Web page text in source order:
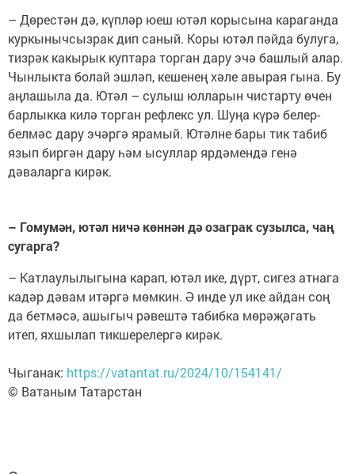
– Дөрестән дә, күпләр юеш ютәл корысына караганда
куркынычсызрак дип саный. Коры ютәл пәйда булуга,
тизрәк какырык куптара торган дару эчә башлый алар.
Чынлыкта болай эшләп, кешенең хәле авырая гына. Бу
аңлашыла да. Ютәл – сулыш юлларын чистарту өчен
барлыкка килә торган рефлекс ул. Шуңа күрә белер-
белмәс дару эчәргә ярамый. Ютәлне бары тик табиб
язып биргән дару һәм ысуллар ярдәмендә генә
дәваларга кирәк.
– Гомумән, ютәл ничә көннән дә озаграк сузылса, чаң
сугарга?
– Катлаулылыгына карап, ютәл ике, дүрт, сигез атнага
кадәр дәвам итәргә мөмкин. Ә инде ул ике айдан соң
да бетмәсә, ашыгыч рәвештә табибка мөрәҗәгать
итеп, яхшылап тикшерелергә кирәк.
Чыганак: https://vatantat.ru/2024/10/154141/
© Ватаным Татарстан